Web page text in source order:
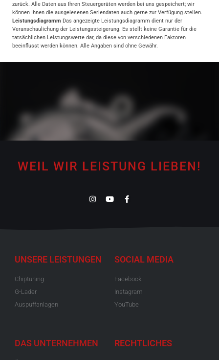
zurück. Alle Daten aus Ihren Steuergeräten werden bei uns gespeichert; wir
können Ihnen die ausgelesenen Seriendaten auch gerne zur Verfügung stellen.
Leistungsdiagramm Das angezeigte Leistungsdiagramm dient nur der
Veranschaulichung der Leistungssteigerung. Es stellt keine Garantie für die
tatsächlichen Leistungswerte dar, da diese von verschiedenen Faktoren
beeinflusst werden können. Alle Angaben sind ohne Gewähr.
WEIL WIR LEISTUNG LIEBEN!
UNSERE LEISTUNGEN
Chiptuning
G-Lader
Auspuffanlagen
SOCIAL MEDIA
Facebook
Instagram
YouTube
DAS UNTERNEHMEN RECHTLICHES